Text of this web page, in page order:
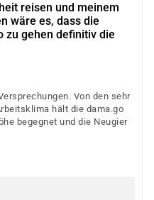
reisen und meinem
wäre es, dass die
zu gehen definitiv die
Von den sehr
hält die dama.go
begegnet und die Neugier